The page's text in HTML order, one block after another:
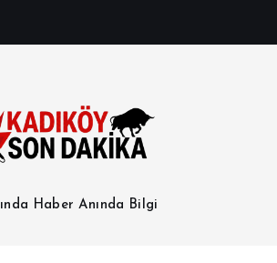
Haber Anında Bilgi